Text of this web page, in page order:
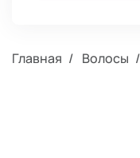
Главная Волосы